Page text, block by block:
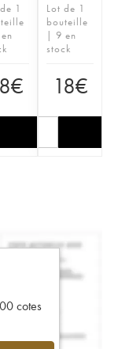
1
€
Lot de 1
bouteille
| 9 en
stock
18€
cotes